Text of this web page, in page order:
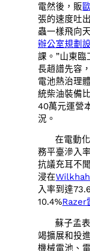
電然後，販
張的速度吐
蟲一樣飛向
辦公室規劃
課。”山東臨
長趙譜先容
電池熱治理
統柴油裝備
40萬元運營
況。
在電動
務平臺滲入
抗議充耳不
浸在
入率到達
10.4%Razer
蘇子孟
竭擴展和投
機械電池、